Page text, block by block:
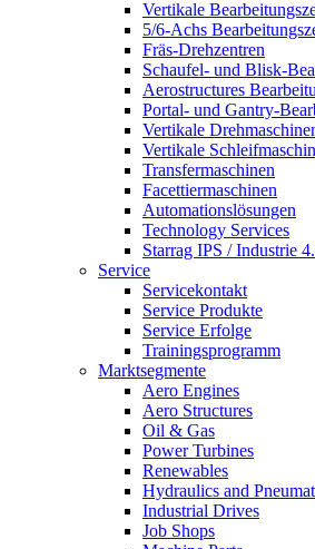
Vertikale
5/6-Achs
Fräs-Drehzentren
Schaufel- und Blisk-
Aerostructures
Portal- und Gantry-
Vertikale
Vertikale
Transfermaschinen
Facettiermaschinen
Automationslösungen
Technology Services
Starrag IPS / Industrie
Service
Servicekontakt
Service Produkte
Service Erfolge
Trainingsprogramm
Marktsegmente
Aero Engines
Aero Structures
Oil & Gas
Power Turbines
Renewables
Hydraulics and
Industrial Drives
Job Shops